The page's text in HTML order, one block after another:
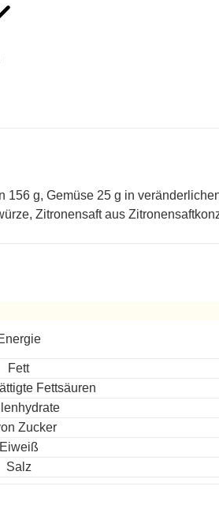
156 g, Gemüse 25 g in
Zitronensaft aus
Fett
Fettsäuren
Zucker
Eiweiß
Salz